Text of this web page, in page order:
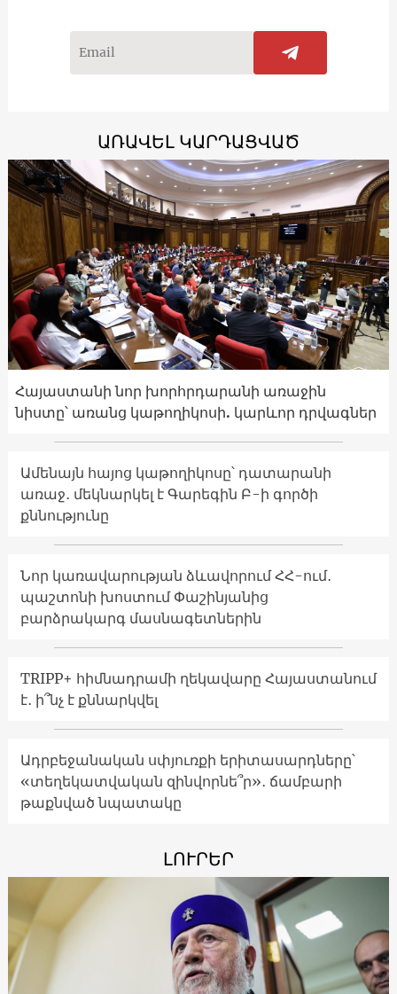
ԱՌԱՎԵԼ ԿԱՐԴԱՑՎԱԾ
Հայաստանի նոր խորհրդարանի առաջին
նիստը՝ առանց կաթողիկոսի. կարևոր դրվագներ
Ամենայն հայոց կաթողիկոսը՝ դատարանի
առաջ․ մեկնարկել է Գարեգին Բ-ի գործի
քննությունը
Նոր կառավարության ձևավորում ՀՀ-ում․
պաշտոնի խոստում Փաշինյանից
բարձրակարգ մասնագետներին
TRIPP+ հիմնադրամի ղեկավարը Հայաստանում
է․ ի՞նչ է քննարկվել
Ադրբեջանական սփյուռքի երիտասարդները՝
«տեղեկատվական զինվորնե՞ր»․ ճամբարի
թաքնված նպատակը
ԼՈՒՐԵՐ